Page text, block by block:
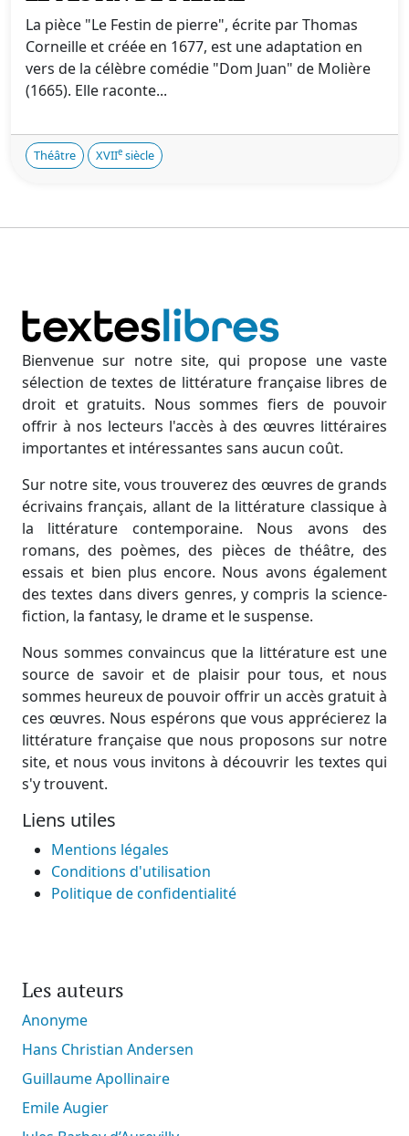
La pièce "Le Festin de pierre", écrite par Thomas
Corneille et créée en 1677, est une adaptation en
vers de la célèbre comédie "Dom Juan" de Molière
(1665). Elle raconte...
Théâtre XVIIe siècle
Bienvenue sur notre site, qui propose une vaste
sélection de textes de littérature française libres de
droit et gratuits. Nous sommes fiers de pouvoir
offrir à nos lecteurs l'accès à des œuvres littéraires
importantes et intéressantes sans aucun coût.
Sur notre site, vous trouverez des œuvres de grands
écrivains français, allant de la littérature classique à
la littérature contemporaine. Nous avons des
romans, des poèmes, des pièces de théâtre, des
essais et bien plus encore. Nous avons également
des textes dans divers genres, y compris la science-
fiction, la fantasy, le drame et le suspense.
Nous sommes convaincus que la littérature est une
source de savoir et de plaisir pour tous, et nous
sommes heureux de pouvoir offrir un accès gratuit à
ces œuvres. Nous espérons que vous apprécierez la
littérature française que nous proposons sur notre
site, et nous vous invitons à découvrir les textes qui
s'y trouvent.
Liens utiles
Mentions légales
Conditions d'utilisation
Politique de confidentialité
Les auteurs
Anonyme
Hans Christian Andersen
Guillaume Apollinaire
Emile Augier